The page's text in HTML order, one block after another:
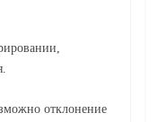
отклонение